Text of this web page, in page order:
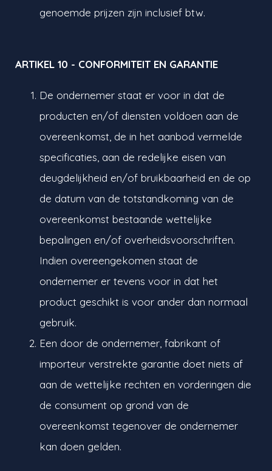
genoemde prijzen zijn inclusief btw.
ARTIKEL 10 - CONFORMITEIT EN GARANTIE
De ondernemer staat er voor in dat de
producten en/of diensten voldoen aan de
overeenkomst, de in het aanbod vermelde
specificaties, aan de redelijke eisen van
deugdelijkheid en/of bruikbaarheid en de op
de datum van de totstandkoming van de
overeenkomst bestaande wettelijke
bepalingen en/of overheidsvoorschriften.
Indien overeengekomen staat de
ondernemer er tevens voor in dat het
product geschikt is voor ander dan normaal
gebruik.
Een door de ondernemer, fabrikant of
importeur verstrekte garantie doet niets af
aan de wettelijke rechten en vorderingen die
de consument op grond van de
overeenkomst tegenover de ondernemer
kan doen gelden.